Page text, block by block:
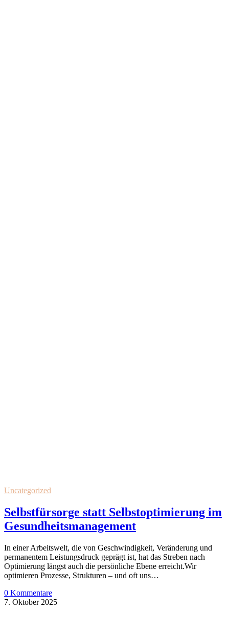
Uncategorized
Selbstfürsorge statt Selbstoptimierung im
Gesundheitsmanagement
In einer Arbeitswelt, die von Geschwindigkeit, Veränderung und
permanentem Leistungsdruck geprägt ist, hat das Streben nach
Optimierung längst auch die persönliche Ebene erreicht.Wir
optimieren Prozesse, Strukturen – und oft uns…
0 Kommentare
7. Oktober 2025